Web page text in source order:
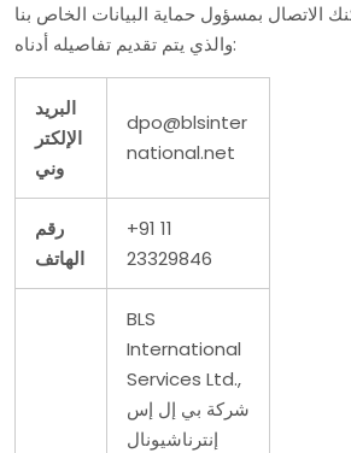
الاتصال بمسؤول حماية البيانات الخاص بنا
والذي يتم تقديم تفاصيله أدناه:
البريد
الإلكتر
وني
dpo@blsinter
national.net
رقم
الهاتف
+91 11
23329846
BLS
International
Services Ltd.,
شركة بي إل إس
إنترناشيونال